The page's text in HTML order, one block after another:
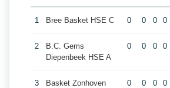
1 Bree Basket HSE C 0 0 0 0
2
B.C. Gems
Diepenbeek HSE A
0 0 0 0
3 Basket Zonhoven 0 0 0 0